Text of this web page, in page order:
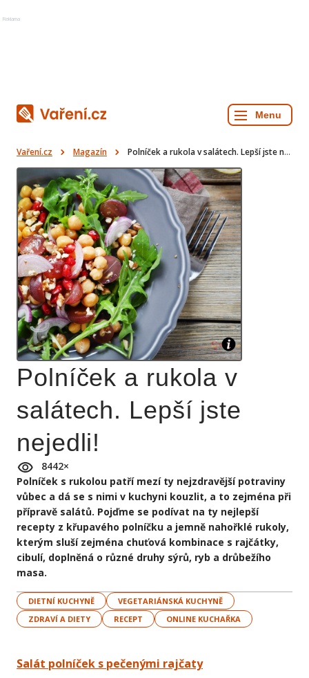
Reklama
Vaření.cz Magazín Polníček a rukola v salátech. Lepší jste nejedli!
Polníček a rukola v
salátech. Lepší jste
nejedli!
8442×
Polníček s rukolou patří mezí ty nejzdravější potraviny
vůbec a dá se s nimi v kuchyni kouzlit, a to zejména při
přípravě salátů. Pojďme se podívat na ty nejlepší
recepty z křupavého polníčku a jemně nahořklé rukoly,
kterým sluší zejména chuťová kombinace s rajčátky,
cibulí, doplněná o různé druhy sýrů, ryb a drůbežího
masa.
DIETNÍ KUCHYNĚ
VEGETARIÁNSKÁ KUCHYNĚ
ZDRAVÍ A DIETY
RECEPT ONLINE KUCHAŘKA
Salát polníček s pečenými rajčaty